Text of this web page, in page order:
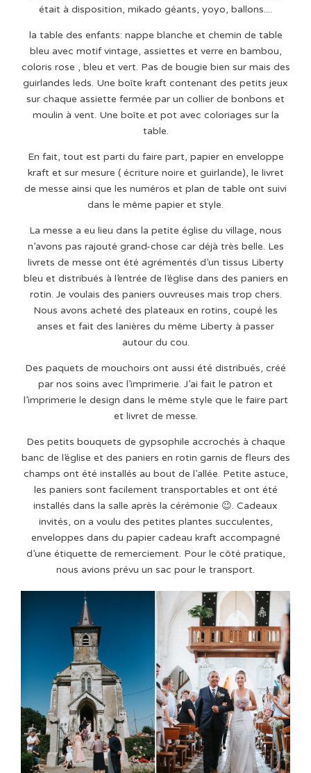
était à disposition, mikado géants, yoyo, ballons....
la table des enfants: nappe blanche et chemin de table
bleu avec motif vintage, assiettes et verre en bambou,
coloris rose , bleu et vert. Pas de bougie bien sur mais des
guirlandes leds. Une boîte kraft contenant des petits jeux
sur chaque assiette fermée par un collier de bonbons et
moulin à vent. Une boîte et pot avec coloriages sur la
table.
En fait, tout est parti du faire part, papier en enveloppe
kraft et sur mesure ( écriture noire et guirlande), le livret
de messe ainsi que les numéros et plan de table ont suivi
dans le même papier et style.
La messe a eu lieu dans la petite église du village, nous
n’avons pas rajouté grand-chose car déjà très belle. Les
livrets de messe ont été agrémentés d’un tissus Liberty
bleu et distribués à l’entrée de l’église dans des paniers en
rotin. Je voulais des paniers ouvreuses mais trop chers.
Nous avons acheté des plateaux en rotins, coupé les
anses et fait des lanières du même Liberty à passer
autour du cou.
Des paquets de mouchoirs ont aussi été distribués, créé
par nos soins avec l’imprimerie. J’ai fait le patron et
l’imprimerie le design dans le même style que le faire part
et livret de messe.
Des petits bouquets de gypsophile accrochés à chaque
banc de l’église et des paniers en rotin garnis de fleurs des
champs ont été installés au bout de l’allée. Petite astuce,
les paniers sont facilement transportables et ont été
installés dans la salle après la cérémonie 😉. Cadeaux
invités, on a voulu des petites plantes succulentes,
enveloppes dans du papier cadeau kraft accompagné
d’une étiquette de remerciement. Pour le côté pratique,
nous avions prévu un sac pour le transport.